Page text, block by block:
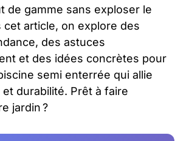
de gamme sans exploser le
cet article, on explore des
des astuces
et des idées concrètes pour
semi enterrée qui allie
durabilité. Prêt à faire
jardin ?